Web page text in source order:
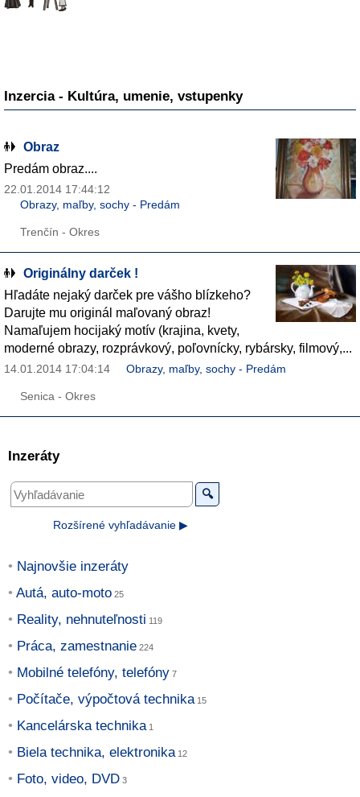
Inzercia - Kultúra, umenie, vstupenky
Obraz
Predám obraz....
22.01.2014 17:44:12
Obrazy, maľby, sochy - Predám
Trenčín - Okres
Originálny darček !
Hľadáte nejaký darček pre vášho blízkeho?
Darujte mu originál maľovaný obraz!
Namaľujem hocijaký motív (krajina, kvety,
moderné obrazy, rozprávkový, poľovnícky, rybársky, filmový,...
14.01.2014 17:04:14 Obrazy, maľby, sochy - Predám
Senica - Okres
Inzeráty
🔍
Rozšírené vyhľadávanie ▶
Najnovšie inzeráty
Autá, auto-moto
Reality, nehnuteľnosti
Práca, zamestnanie
Mobilné telefóny, telefóny
Počítače, výpočtová technika
Kancelárska technika
Biela technika, elektronika
Foto, video, DVD